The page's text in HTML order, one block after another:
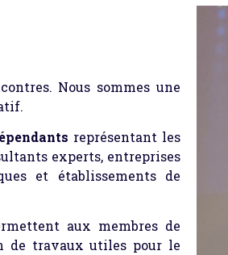
Nous sommes une
représentant les
experts, entreprises
et établissements de
aux membres de
de travaux utiles pour le